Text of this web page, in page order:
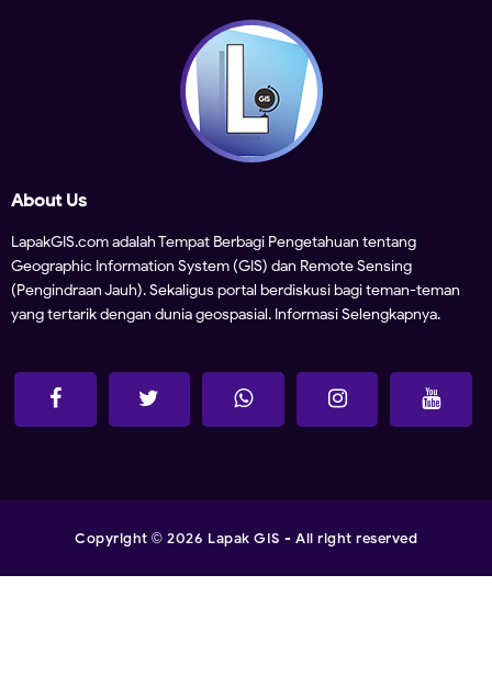
About Us
LapakGIS.com adalah Tempat Berbagi Pengetahuan tentang
Geographic Information System (GIS) dan Remote Sensing
(Pengindraan Jauh). Sekaligus portal berdiskusi bagi teman-teman
yang tertarik dengan dunia geospasial. Informasi Selengkapnya.
Copyright © 2026 Lapak GIS - All right reserved